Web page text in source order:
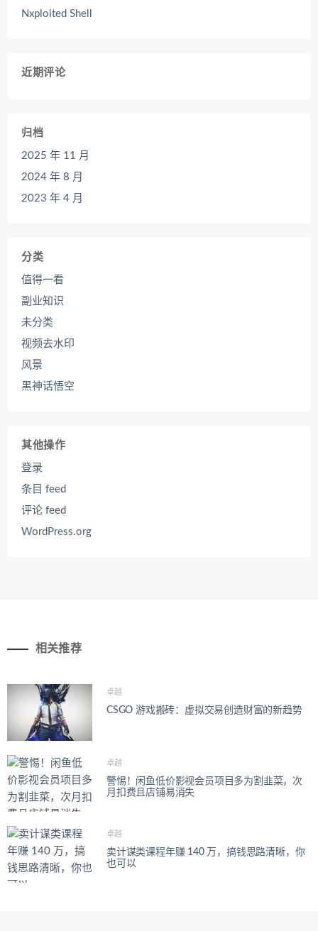
Nxploited Shell
近期评论
归档
2025 年 11 月
2024 年 8 月
2023 年 4 月
分类
值得一看
副业知识
未分类
视频去水印
风景
黑神话悟空
其他操作
登录
条目 feed
评论 feed
WordPress.org
相关推荐
卓越
CSGO 游戏搬砖：虚拟交易创造财富的新趋势
卓越
警惕！闲鱼低价影视会员项目多为割韭菜，次
月扣费且店铺易消失
卓越
卖计谋类课程年赚 140 万，搞钱思路清晰，你
也可以